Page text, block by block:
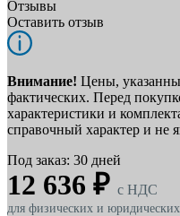
Отзывы
Оставить отзыв
Внимание! Цены,
фактических. Перед
характеристики и
справочный характер и не
Под заказ: 30 дней
12 636 ₽ c НДС
для физических и